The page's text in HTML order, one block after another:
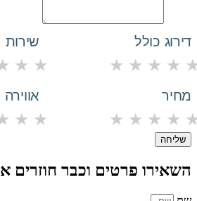
דירוג כולל
★ ★ ★ ★
שירות
★ ★
מחיר
★ ★ ★ ★
אווירה
★ ★
שליחה
השאירו פרטים וכבר חוזרים